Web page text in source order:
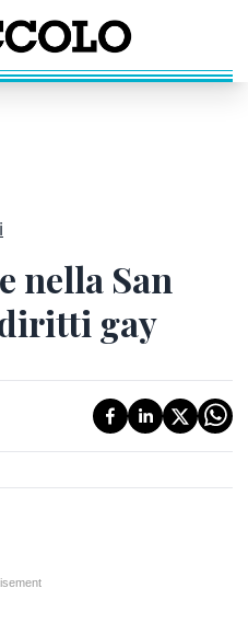
nella San
gay